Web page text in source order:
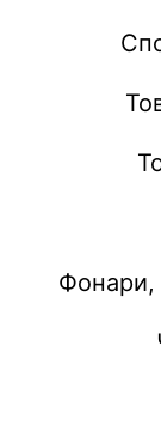
Фонари,